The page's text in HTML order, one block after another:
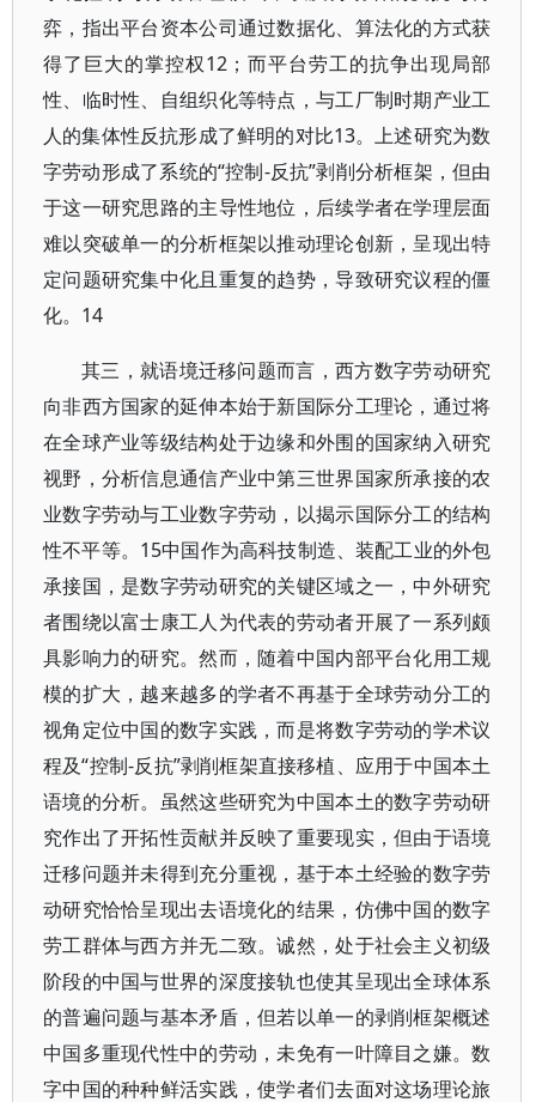
弈，指出平台资本公司通过数据化、算法化的方式获
得了巨大的掌控权12；而平台劳工的抗争出现局部
性、临时性、自组织化等特点，与工厂制时期产业工
人的集体性反抗形成了鲜明的对比13。上述研究为数
字劳动形成了系统的“控制-反抗”剥削分析框架，但由
于这一研究思路的主导性地位，后续学者在学理层面
难以突破单一的分析框架以推动理论创新，呈现出特
定问题研究集中化且重复的趋势，导致研究议程的僵
化。14
其三，就语境迁移问题而言，西方数字劳动研究
向非西方国家的延伸本始于新国际分工理论，通过将
在全球产业等级结构处于边缘和外围的国家纳入研究
视野，分析信息通信产业中第三世界国家所承接的农
业数字劳动与工业数字劳动，以揭示国际分工的结构
性不平等。15中国作为高科技制造、装配工业的外包
承接国，是数字劳动研究的关键区域之一，中外研究
者围绕以富士康工人为代表的劳动者开展了一系列颇
具影响力的研究。然而，随着中国内部平台化用工规
模的扩大，越来越多的学者不再基于全球劳动分工的
视角定位中国的数字实践，而是将数字劳动的学术议
程及“控制-反抗”剥削框架直接移植、应用于中国本土
语境的分析。虽然这些研究为中国本土的数字劳动研
究作出了开拓性贡献并反映了重要现实，但由于语境
迁移问题并未得到充分重视，基于本土经验的数字劳
动研究恰恰呈现出去语境化的结果，仿佛中国的数字
劳工群体与西方并无二致。诚然，处于社会主义初级
阶段的中国与世界的深度接轨也使其呈现出全球体系
的普遍问题与基本矛盾，但若以单一的剥削框架概述
中国多重现代性中的劳动，未免有一叶障目之嫌。数
字中国的种种鲜活实践，使学者们去面对这场理论旅